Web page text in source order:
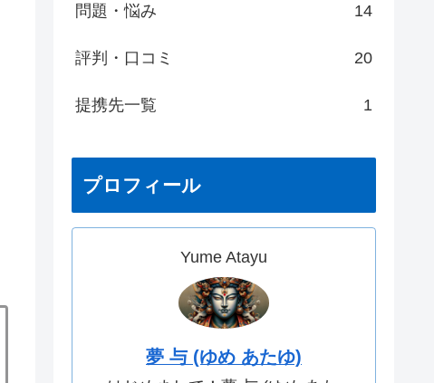
問題・悩み 14
評判・口コミ 20
提携先一覧 1
プロフィール
Yume Atayu
夢 与 (ゆめ あたゆ)